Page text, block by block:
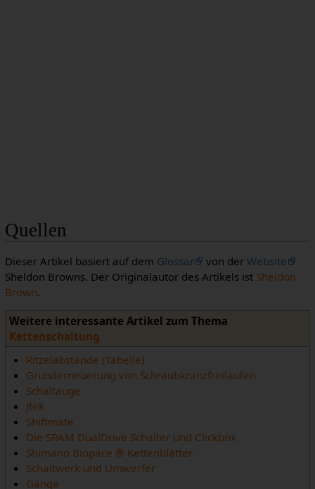
Quellen
Dieser Artikel basiert auf dem Glossar von der Website
Sheldon Browns. Der Originalautor des Artikels ist Sheldon
Brown.
Weitere interessante Artikel zum Thema
Kettenschaltung
Ritzelabstände (Tabelle)
Grunderneuerung von Schraubkranzfreiläufen
Schaltauge
Jtek
Shiftmate
Die SRAM DualDrive Schalter und Clickbox
Shimano Biopace ® Kettenblätter
Schaltwerk und Umwerfer
Gänge